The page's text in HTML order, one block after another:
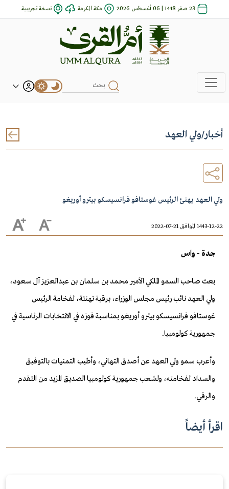
23 صفر 1448 | 06 أغسطس 2026 مكة المكرمة نسخة تجريبية
أخبار/ولي العهد
ولي العهد يهنئ الرئيس غوستافو فرانسيسكو بيترو أوريغو
1443-12-22 الموافق 21-07-2022
جدة – واس
بعث صاحب السمو الملكي الأمير محمد بن سلمان بن عبدالعزيز آل سعود،
ولي العهد نائب رئيس مجلس الوزراء، برقية تهنئة، لفخامة الرئيس
غوستافو فرانسيسكو بيترو أوريغو بمناسبة فوزه في الانتخابات الرئاسية في
جمهورية كولومبيا.
وأعرب سمو ولي العهد عن أصدق التهاني، وأطيب التمنيات بالتوفيق
والسداد لفخامته، ولشعب جمهورية كولومبيا الصديق المزيد من التقدم
والرقي.
اقرأ أيضاً